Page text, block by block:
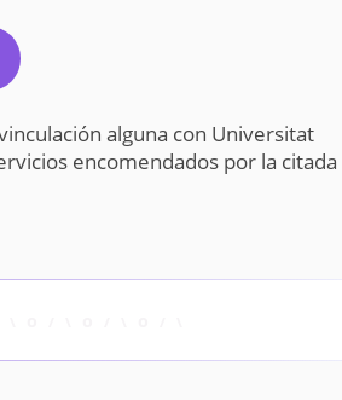
alguna con Universitat
encomendados por la citada